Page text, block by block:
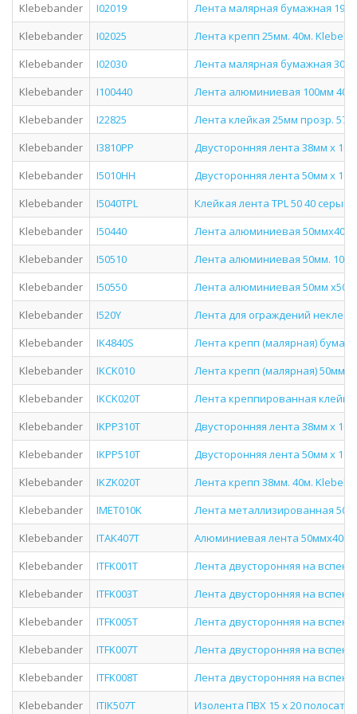
Klebebander
I02019
Лента малярная бумажная
Klebebander
I02025
Лента крепп 25мм. 40м.
Klebebander
I02030
Лента малярная бумажная
Klebebander
I100440
Лента алюминиевая 100мм 40м
Klebebander
I22825
Лента клейкая 25мм прозр.
Klebebander
I3810PP
Двусторонняя лента 38мм х
Klebebander
I5010HH
Двусторонняя лента 50мм х
Klebebander
I5040TPL
Клейкая лента TPL 50 40 серый
Klebebander
I50440
Лента алюминиевая 50ммх40м.
Klebebander
I50510
Лента алюминиевая 50мм. 10м.
Klebebander
I50550
Лента алюминиевая 50мм
Klebebander
I520Y
Лента для ограждений
Klebebander
IK4840S
Лента крепп (малярная)
Klebebander
IKCK010
Лента крепп (малярная) 50мм
Klebebander
IKCK020T
Лента креппированная
Klebebander
IKPP310T
Двусторонняя лента 38мм х
Klebebander
IKPP510T
Двусторонняя лента 50мм х
Klebebander
IKZK020T
Лента крепп 38мм. 40м.
Klebebander
IMET010K
Лента металлизированная
Klebebander
ITAK407T
Алюминиевая лента 50ммх40м
Klebebander
ITFK001T
Лента двусторонняя на
Klebebander
ITFK003T
Лента двусторонняя на
Klebebander
ITFK005T
Лента двусторонняя на
Klebebander
ITFK007T
Лента двусторонняя на
Klebebander
ITFK008T
Лента двусторонняя на
Klebebander
ITIK507T
Изолента ПВХ 15 х 20